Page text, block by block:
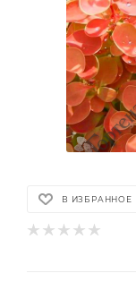
В ИЗБРАННОЕ